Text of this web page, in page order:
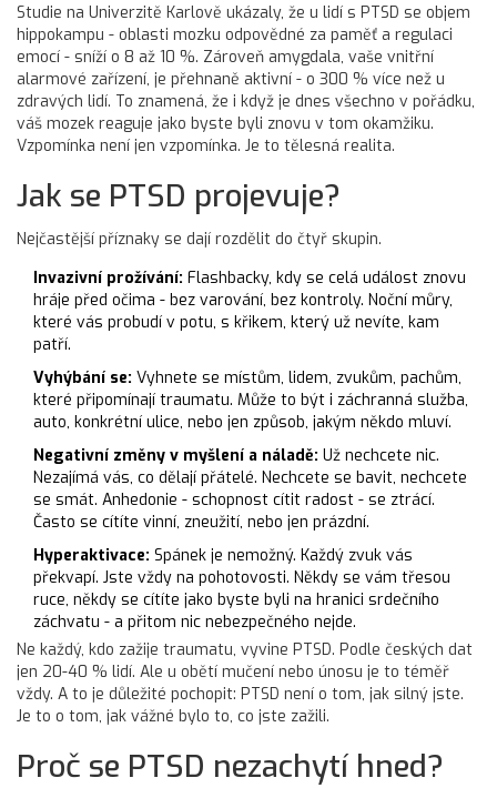
Studie na Univerzitě Karlově ukázaly, že u lidí s PTSD se objem
hippokampu - oblasti mozku odpovědné za paměť a regulaci
emocí - sníží o 8 až 10 %. Zároveň amygdala, vaše vnitřní
alarmové zařízení, je přehnaně aktivní - o 300 % více než u
zdravých lidí. To znamená, že i když je dnes všechno v pořádku,
váš mozek reaguje jako byste byli znovu v tom okamžiku.
Vzpomínka není jen vzpomínka. Je to tělesná realita.
Jak se PTSD projevuje?
Nejčastější příznaky se dají rozdělit do čtyř skupin.
Invazivní prožívání: Flashbacky, kdy se celá událost znovu
hráje před očima - bez varování, bez kontroly. Noční můry,
které vás probudí v potu, s křikem, který už nevíte, kam
patří.
Vyhýbání se: Vyhnete se místům, lidem, zvukům, pachům,
které připomínají traumatu. Může to být i záchranná služba,
auto, konkrétní ulice, nebo jen způsob, jakým někdo mluví.
Negativní změny v myšlení a náladě: Už nechcete nic.
Nezajímá vás, co dělají přátelé. Nechcete se bavit, nechcete
se smát. Anhedonie - schopnost cítit radost - se ztrácí.
Často se cítíte vinní, zneužití, nebo jen prázdní.
Hyperaktivace: Spánek je nemožný. Každý zvuk vás
překvapí. Jste vždy na pohotovosti. Někdy se vám třesou
ruce, někdy se cítíte jako byste byli na hranici srdečního
záchvatu - a přitom nic nebezpečného nejde.
Ne každý, kdo zažije traumatu, vyvine PTSD. Podle českých dat
jen 20-40 % lidí. Ale u obětí mučení nebo únosu je to téměř
vždy. A to je důležité pochopit: PTSD není o tom, jak silný jste.
Je to o tom, jak vážné bylo to, co jste zažili.
Proč se PTSD nezachytí hned?